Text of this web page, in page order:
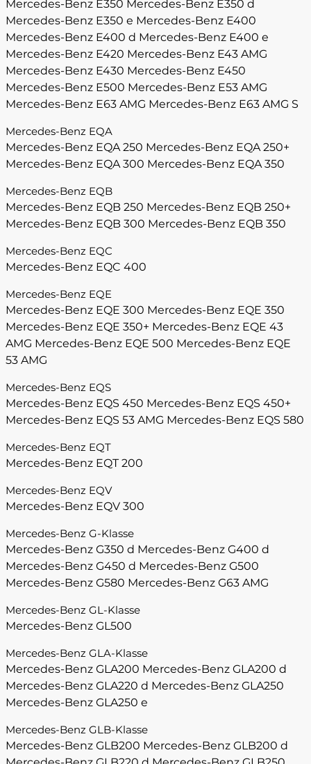
Mercedes-Benz E350 Mercedes-Benz E350 d
Mercedes-Benz E350 e Mercedes-Benz E400
Mercedes-Benz E400 d Mercedes-Benz E400 e
Mercedes-Benz E420 Mercedes-Benz E43 AMG
Mercedes-Benz E430 Mercedes-Benz E450
Mercedes-Benz E500 Mercedes-Benz E53 AMG
Mercedes-Benz E63 AMG Mercedes-Benz E63 AMG S
Mercedes-Benz EQA
Mercedes-Benz EQA 250 Mercedes-Benz EQA 250+
Mercedes-Benz EQA 300 Mercedes-Benz EQA 350
Mercedes-Benz EQB
Mercedes-Benz EQB 250 Mercedes-Benz EQB 250+
Mercedes-Benz EQB 300 Mercedes-Benz EQB 350
Mercedes-Benz EQC
Mercedes-Benz EQC 400
Mercedes-Benz EQE
Mercedes-Benz EQE 300 Mercedes-Benz EQE 350
Mercedes-Benz EQE 350+ Mercedes-Benz EQE 43
AMG Mercedes-Benz EQE 500 Mercedes-Benz EQE
53 AMG
Mercedes-Benz EQS
Mercedes-Benz EQS 450 Mercedes-Benz EQS 450+
Mercedes-Benz EQS 53 AMG Mercedes-Benz EQS 580
Mercedes-Benz EQT
Mercedes-Benz EQT 200
Mercedes-Benz EQV
Mercedes-Benz EQV 300
Mercedes-Benz G-Klasse
Mercedes-Benz G350 d Mercedes-Benz G400 d
Mercedes-Benz G450 d Mercedes-Benz G500
Mercedes-Benz G580 Mercedes-Benz G63 AMG
Mercedes-Benz GL-Klasse
Mercedes-Benz GL500
Mercedes-Benz GLA-Klasse
Mercedes-Benz GLA200 Mercedes-Benz GLA200 d
Mercedes-Benz GLA220 d Mercedes-Benz GLA250
Mercedes-Benz GLA250 e
Mercedes-Benz GLB-Klasse
Mercedes-Benz GLB200 Mercedes-Benz GLB200 d